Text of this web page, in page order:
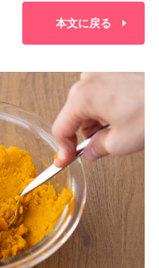
本文に戻る